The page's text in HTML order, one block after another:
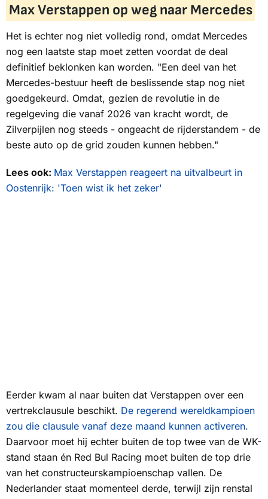
Max Verstappen op weg naar Mercedes
Het is echter nog niet volledig rond, omdat Mercedes
nog een laatste stap moet zetten voordat de deal
definitief beklonken kan worden. "Een deel van het
Mercedes-bestuur heeft de beslissende stap nog niet
goedgekeurd. Omdat, gezien de revolutie in de
regelgeving die vanaf 2026 van kracht wordt, de
Zilverpijlen nog steeds - ongeacht de rijderstandem - de
beste auto op de grid zouden kunnen hebben."
Lees ook: Max Verstappen reageert na uitvalbeurt in
Oostenrijk: 'Toen wist ik het zeker'
Eerder kwam al naar buiten dat Verstappen over een
vertrekclausule beschikt. De regerend wereldkampioen
zou die clausule vanaf deze maand kunnen activeren.
Daarvoor moet hij echter buiten de top twee van de WK-
stand staan én Red Bul Racing moet buiten de top drie
van het constructeurskampioenschap vallen. De
Nederlander staat momenteel derde, terwijl zijn renstal